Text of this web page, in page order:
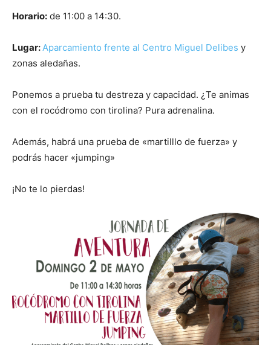
Horario: de 11:00 a 14:30.
Lugar:Aparcamiento frente al Centro Miguel Delibes y
zonas aledañas.
Ponemos a prueba tu destreza y capacidad. ¿Te animas
con el rocódromo con tirolina? Pura adrenalina.
Además, habrá una prueba de «martilllo de fuerza» y
podrás hacer «jumping»
¡No te lo pierdas!